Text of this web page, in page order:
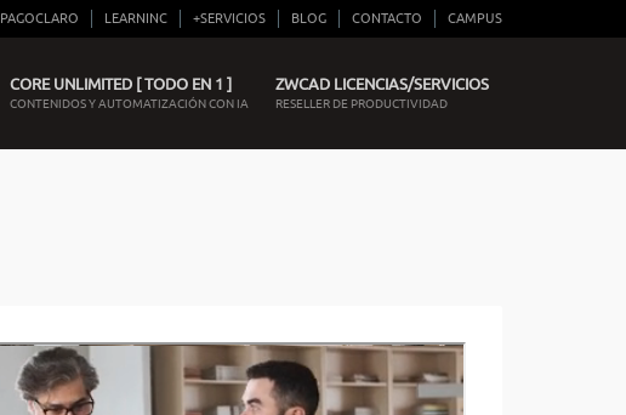
PAGOCLARO LEARNINC +SERVICIOS BLOG CONTACTO CAMPUS
CORE UNLIMITED [ TODO EN 1 ]
CONTENIDOS Y AUTOMATIZACIÓN CON IA
ZWCAD LICENCIAS/SERVICIOS
RESELLER DE PRODUCTIVIDAD